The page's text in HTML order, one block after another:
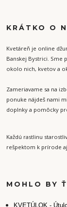
KRÁTKO O
Kvetáreň je online
Banskej Bystrici. Sme
okolo nich, kvetov a
Zameriavame sa na
ponuke nájdeš nami
doplnky a pomôcky
Každú rastlinu
rešpektom k prírode
MOHLO BY
KVETÚLOK -